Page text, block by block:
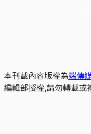
本刊載內容版權為端傳
編輯部授權,請勿轉載或